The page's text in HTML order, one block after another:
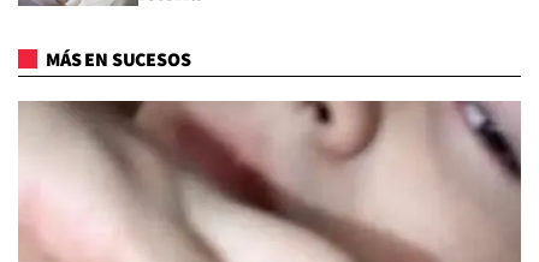
MÁS EN SUCESOS